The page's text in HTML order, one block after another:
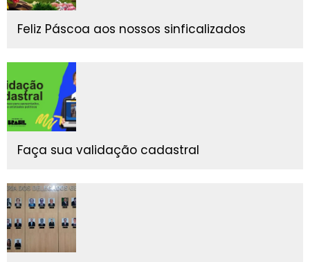
Feliz Páscoa aos nossos sinficalizados
Faça sua validação cadastral